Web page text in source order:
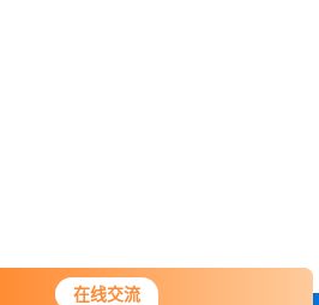
在线交流
在线交流